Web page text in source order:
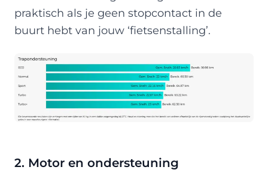
praktisch als je geen stopcontact in de
buurt hebt van jouw ‘fietsenstalling’.
2. Motor en ondersteuning